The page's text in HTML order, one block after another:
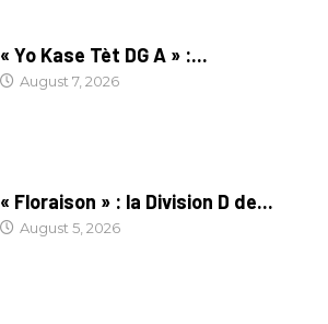
« Yo Kase Tèt DG A » :...
August 7, 2026
« Floraison » : la Division D de...
August 5, 2026